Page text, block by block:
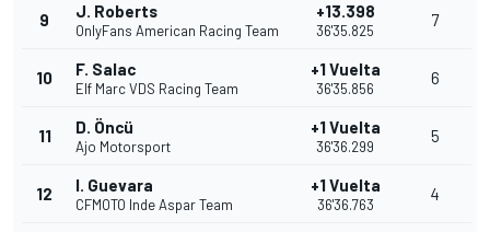
9 J. Roberts
OnlyFans American Racing Team
+13.398
36'35.825
7
10 F. Salac
Elf Marc VDS Racing Team
+1 Vuelta
36'35.856
6
11 D. Öncü
Ajo Motorsport
+1 Vuelta
36'36.299
5
12 I. Guevara
CFMOTO Inde Aspar Team
+1 Vuelta
36'36.763
4